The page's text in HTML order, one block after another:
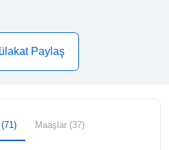
Paylaş
Maaşlar (37)